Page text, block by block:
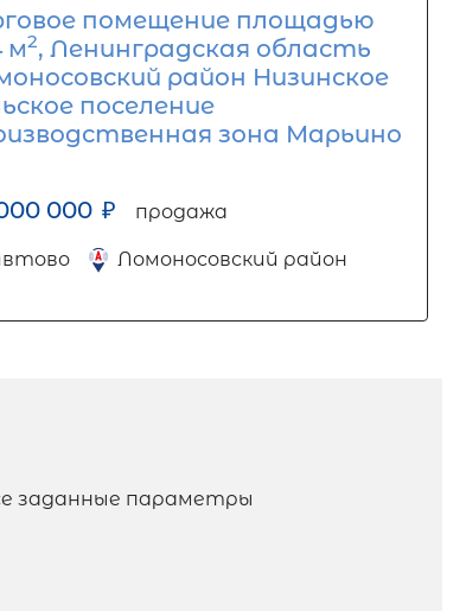
помещение площадью
м2, Ленинградская область
район Низинское
поселение
зона Марьино
000 ₽ продажа
Ломоносовский район
заданные параметры